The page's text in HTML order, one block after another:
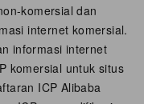
komersial dan
internet komersial.
informasi internet
komersial untuk situs
ICP Alibaba